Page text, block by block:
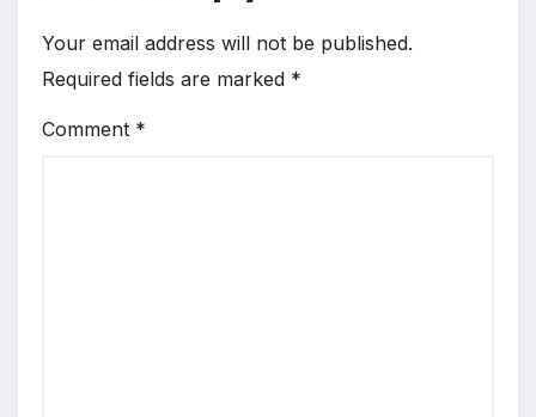
Your email address will not be published.
Required fields are marked *
Comment *